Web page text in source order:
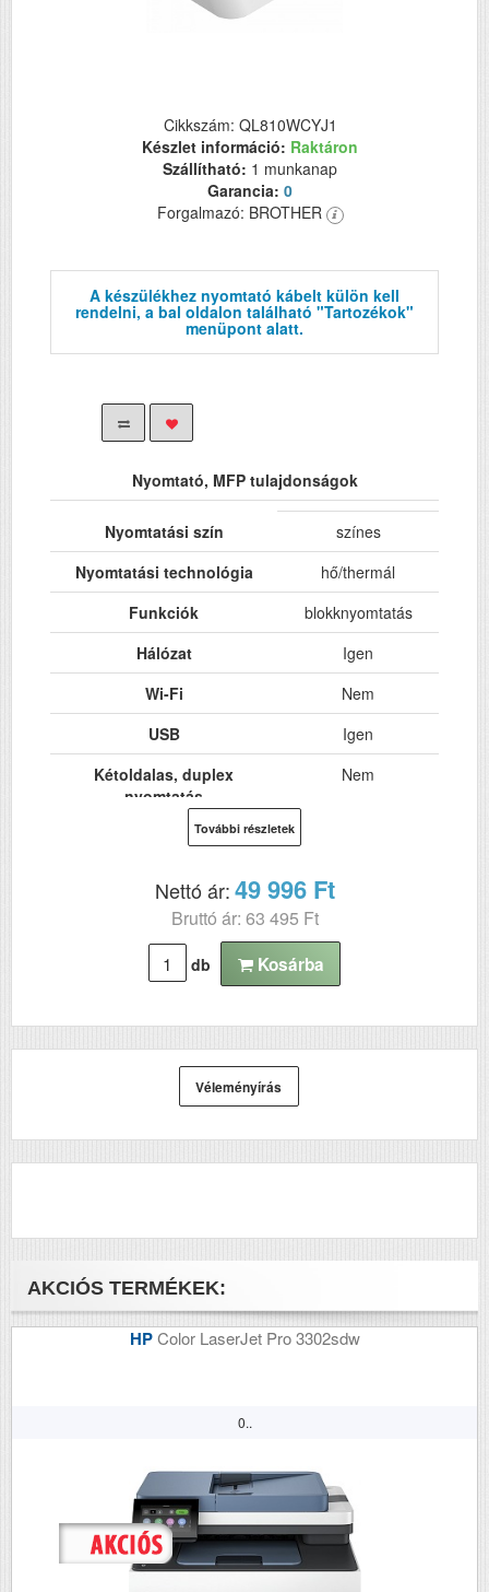
Cikkszám: QL810WCYJ1
Készlet információ: Raktáron
Szállítható: 1 munkanap
Garancia: 0
Forgalmazó: BROTHER
A készülékhez nyomtató kábelt külön kell
rendelni, a bal oldalon található "Tartozékok"
menüpont alatt.
Nyomtató, MFP tulajdonságok
Nyomtatási szín
színes
Nyomtatási technológia
hő/thermál
Funkciók
blokknyomtatás
Hálózat
Igen
Wi-Fi
Nem
USB
Igen
Kétoldalas, duplex
nyomtatás
Nem
ADF (automatikus
DADF (automatikus
kétoldalas lapolvasás)
RAM (MB)
Tömeg (kg)
További részletek
Nettó ár:49 996 Ft
Bruttó ár: 63 495 Ft
db Kosárba
Véleményírás
AKCIÓS TERMÉKEK:
HPColor LaserJet Pro 3302sdw
0..